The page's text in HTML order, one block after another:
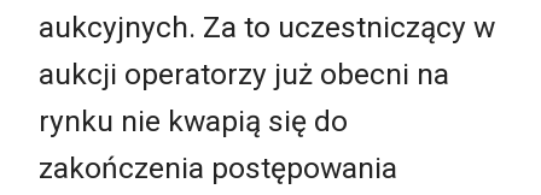
aukcyjnych. Za to uczestniczący w
aukcji operatorzy już obecni na
rynku nie kwapią się do
zakończenia postępowania